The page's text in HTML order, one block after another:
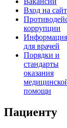
Вход на сайт
коррупции
Информация
для врачей
Порядки и
стандарты
оказания
помощи
Пациенту